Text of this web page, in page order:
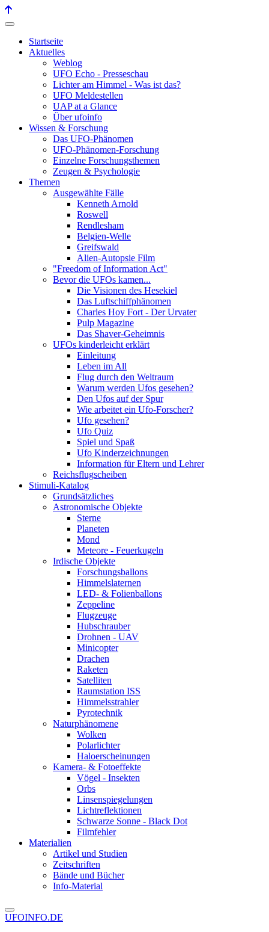
Startseite
Aktuelles
Weblog
UFO Echo - Presseschau
Lichter am Himmel - Was ist das?
UFO Meldestellen
UAP at a Glance
Über ufoinfo
Wissen & Forschung
Das UFO-Phänomen
UFO-Phänomen-Forschung
Einzelne Forschungsthemen
Zeugen & Psychologie
Themen
Ausgewählte Fälle
Kenneth Arnold
Roswell
Rendlesham
Belgien-Welle
Greifswald
Alien-Autopsie Film
"Freedom of Information Act"
Bevor die UFOs kamen...
Die Visionen des Hesekiel
Das Luftschiffphänomen
Charles Hoy Fort - Der Urvater
Pulp Magazine
Das Shaver-Geheimnis
UFOs kinderleicht erklärt
Einleitung
Leben im All
Flug durch den Weltraum
Warum werden Ufos gesehen?
Den Ufos auf der Spur
Wie arbeitet ein Ufo-Forscher?
Ufo gesehen?
Ufo Quiz
Spiel und Spaß
Ufo Kinderzeichnungen
Information für Eltern und Lehrer
Reichsflugscheiben
Stimuli-Katalog
Grundsätzliches
Astronomische Objekte
Sterne
Planeten
Mond
Meteore - Feuerkugeln
Irdische Objekte
Forschungsballons
Himmelslaternen
LED- & Folienballons
Zeppeline
Flugzeuge
Hubschrauber
Drohnen - UAV
Minicopter
Drachen
Raketen
Satelliten
Raumstation ISS
Himmelsstrahler
Pyrotechnik
Naturphänomene
Wolken
Polarlichter
Haloerscheinungen
Kamera- & Fotoeffekte
Vögel - Insekten
Orbs
Linsenspiegelungen
Lichtreflektionen
Schwarze Sonne - Black Dot
Filmfehler
Materialien
Artikel und Studien
Zeitschriften
Bände und Bücher
Info-Material
UFOINFO.DE